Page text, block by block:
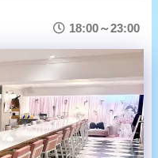
18:00～23:00